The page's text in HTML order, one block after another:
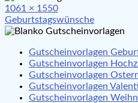
Full
size
1061 × 1550
Beitragsnavigation
Geburtstagswünsche
Gutscheinvorlagen
Gutscheinvorlagen
Gutscheinvorlagen
Gutscheinvorlagen
Gutscheinvorlagen